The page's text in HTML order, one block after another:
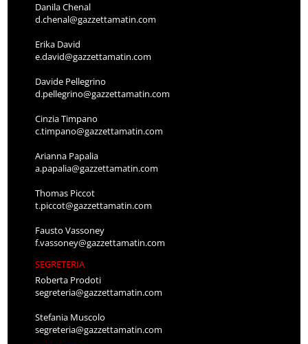
Danila Chenal
d.chenal@gazzettamatin.com
Erika David
e.david@gazzettamatin.com
Davide Pellegrino
d.pellegrino@gazzettamatin.com
Cinzia Timpano
c.timpano@gazzettamatin.com
Arianna Papalia
a.papalia@gazzettamatin.com
Thomas Piccot
t.piccot@gazzettamatin.com
Fausto Vassoney
f.vassoney@gazzettamatin.com
SEGRETERIA
Roberta Prodoti
segreteria@gazzettamatin.com
Stefania Muscolo
segreteria@gazzettamatin.com